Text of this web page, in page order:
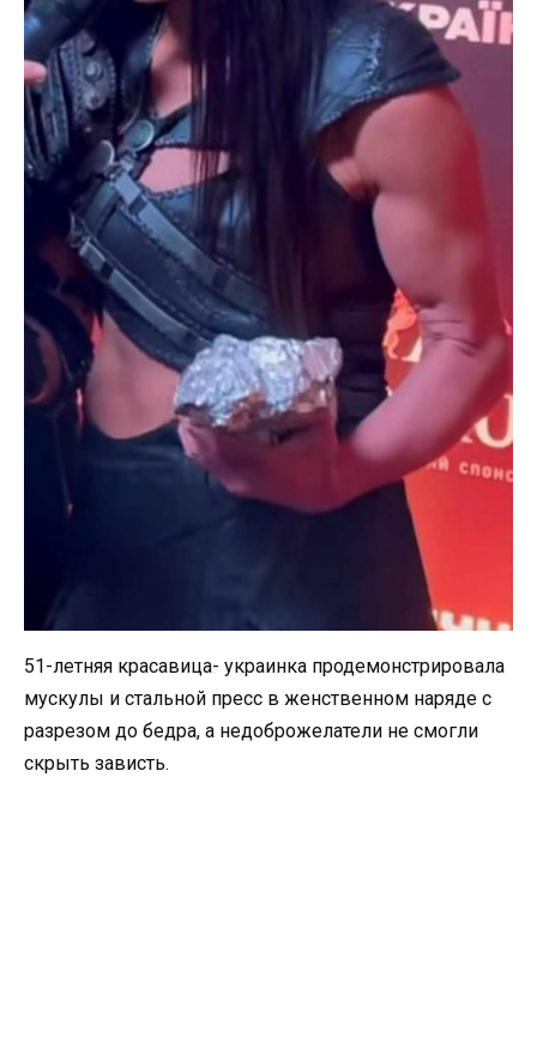
51-летняя красавица- украинка продемонстрировала
мускулы и стальной пресс в женственном наряде с
разрезом до бедра, а недоброжелатели не смогли
скрыть зависть.